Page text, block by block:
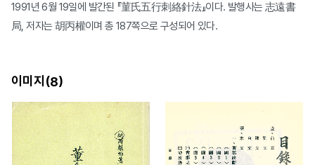
1991년 6월 19일에 발간된 『菫氏五行刺絡針法』이다. 발행사는 志遠書
局, 저자는 胡丙權이며 총 187쪽으로 구성되어 있다.
이미지(8)